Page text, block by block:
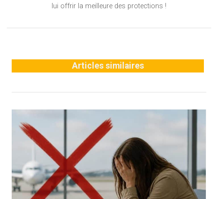
lui offrir la meilleure des protections !
Articles similaires